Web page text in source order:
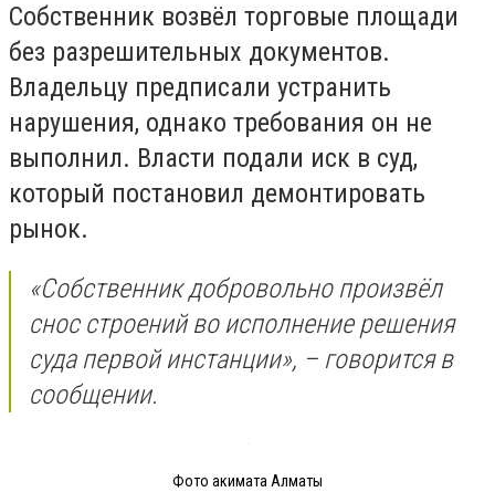
Собственник возвёл торговые площади
без разрешительных документов.
Владельцу предписали устранить
нарушения, однако требования он не
выполнил. Власти подали иск в суд,
который постановил демонтировать
рынок.
«Собственник добровольно произвёл
снос строений во исполнение решения
суда первой инстанции», – говорится в
сообщении.
Фото акимата Алматы